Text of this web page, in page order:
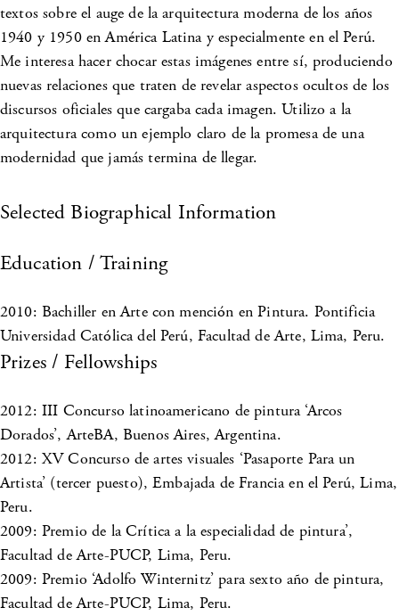
textos sobre el auge de la arquitectura moderna de los años
1940 y 1950 en América Latina y especialmente en el Perú.
Me interesa hacer chocar estas imágenes entre sí, produciendo
nuevas relaciones que traten de revelar aspectos ocultos de los
discursos oficiales que cargaba cada imagen. Utilizo a la
arquitectura como un ejemplo claro de la promesa de una
modernidad que jamás termina de llegar.
Selected Biographical Information
Education / Training
2010: Bachiller en Arte con mención en Pintura. Pontificia
Universidad Católica del Perú, Facultad de Arte, Lima, Peru.
Prizes / Fellowships
2012: III Concurso latinoamericano de pintura ‘Arcos
Dorados’, ArteBA, Buenos Aires, Argentina.
2012: XV Concurso de artes visuales ‘Pasaporte Para un
Artista’ (tercer puesto), Embajada de Francia en el Perú, Lima,
Peru.
2009: Premio de la Crítica a la especialidad de pintura’,
Facultad de Arte-PUCP, Lima, Peru.
2009: Premio ‘Adolfo Winternitz’ para sexto año de pintura,
Facultad de Arte-PUCP, Lima, Peru.